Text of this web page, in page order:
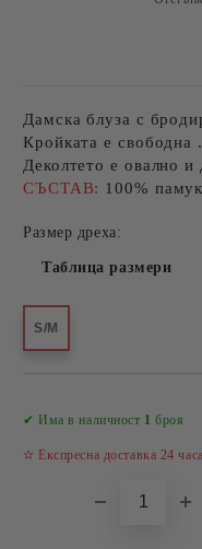
Дамска блуза с
Кройката е свободна .
Деколтето е овално и
СЪСТАВ: 100%
Размер дреха:
Таблица размери
S/M
✔ Има в наличност 1 броя
✫ Експресна доставка 24 часа